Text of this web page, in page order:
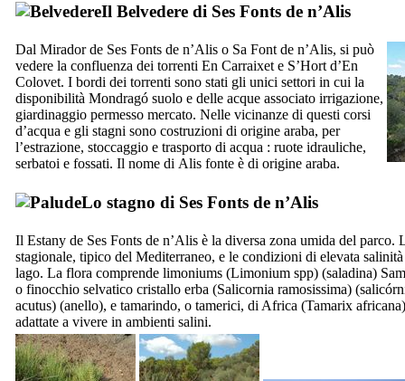
Il Belvedere di Ses Fonts de n’Alis
Dal Mirador de Ses Fonts de n’Alis o Sa Font de n’Alis, si può
vedere la confluenza dei torrenti En Carraixet e S’Hort d’En
Colovet. I bordi dei torrenti sono stati gli unici settori in cui la
disponibilità Mondragó suolo e delle acque associato irrigazione,
giardinaggio permesso mercato. Nelle vicinanze di questi corsi
d’acqua e gli stagni sono costruzioni di origine araba, per
l’estrazione, stoccaggio e trasporto di acqua : ruote idrauliche,
serbatoi e fossati. Il nome di Alis fonte è di origine araba.
Lo stagno di Ses Fonts de n’Alis
Il Estany de Ses Fonts de n’Alis è la diversa zona umida del parco.
stagionale, tipico del Mediterraneo, e le condizioni di elevata
lago. La flora comprende limoniums (Limonium spp) (saladina)
o finocchio selvatico cristallo erba (Salicornia ramosissima) (
acutus) (anello), e tamarindo, o tamerici, di Africa (Tamarix africana
adattate a vivere in ambienti salini.